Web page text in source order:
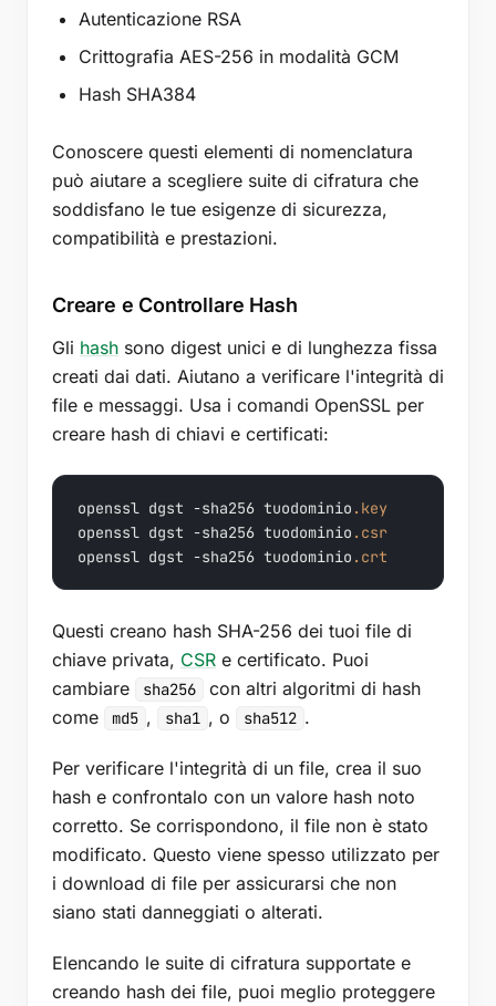
Autenticazione RSA
Crittografia AES-256 in modalità GCM
Hash SHA384
Conoscere questi elementi di nomenclatura
può aiutare a scegliere suite di cifratura che
soddisfano le tue esigenze di sicurezza,
compatibilità e prestazioni.
Creare e Controllare Hash
Gli hash sono digest unici e di lunghezza fissa
creati dai dati. Aiutano a verificare l'integrità di
file e messaggi. Usa i comandi OpenSSL per
creare hash di chiavi e certificati:
openssl dgst -sha256 tuodominio .key
openssl dgst -sha256 tuodominio .csr
openssl dgst -sha256 tuodominio .crt
Questi creano hash SHA-256 dei tuoi file di
chiave privata, CSR e certificato. Puoi
cambiare
sha256
con altri algoritmi di hash
come
md5 , sha1 , o sha512 .
Per verificare l'integrità di un file, crea il suo
hash e confrontalo con un valore hash noto
corretto. Se corrispondono, il file non è stato
modificato. Questo viene spesso utilizzato per
i download di file per assicurarsi che non
siano stati danneggiati o alterati.
Elencando le suite di cifratura supportate e
creando hash dei file, puoi meglio proteggere